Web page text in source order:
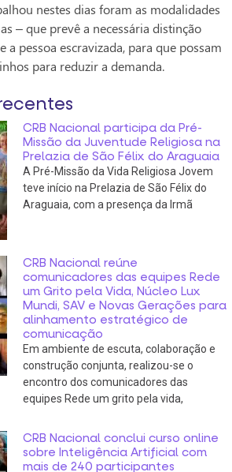
nestes dias foram as modalidades
– que prevê a necessária distinção
pessoa escravizada, para que possam
para reduzir a demanda.
CRB Nacional participa da Pré-
Missão da Juventude Religiosa na
Prelazia de São Félix do Araguaia
A Pré-Missão da Vida Religiosa Jovem
teve início na Prelazia de São Félix do
Araguaia, com a presença da Irmã
CRB Nacional reúne
comunicadores das equipes Rede
um Grito pela Vida, Núcleo Lux
Mundi, SAV e Novas Gerações para
alinhamento estratégico de
comunicação
Em ambiente de escuta, colaboração e
construção conjunta, realizou-se o
encontro dos comunicadores das
equipes Rede um grito pela vida,
CRB Nacional conclui curso online
sobre Inteligência Artificial com
mais de 240 participantes